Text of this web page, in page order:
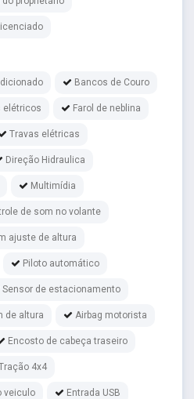
Bancos de Couro
elétricos Farol de neblina
Travas elétricas
Direção Hidraulica
Multimídia
de som no volante
ajuste de altura
Piloto automático
Sensor de estacionamento
de altura Airbag motorista
Encosto de cabeça traseiro
4x4
veiculo Entrada USB